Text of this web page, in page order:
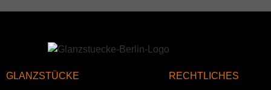
GLANZSTÜCKE RECHTLICHES